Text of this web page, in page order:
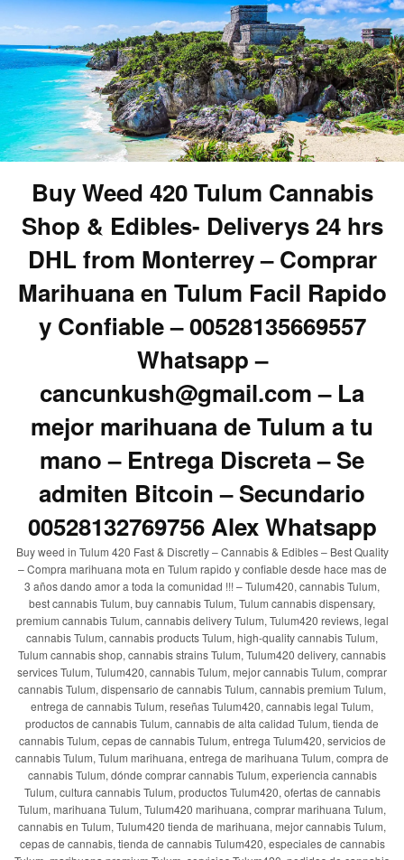
Buy Weed 420 Tulum Cannabis
Shop & Edibles- Deliverys 24 hrs
DHL from Monterrey – Comprar
Marihuana en Tulum Facil Rapido
y Confiable – 00528135669557
Whatsapp –
cancunkush@gmail.com – La
mejor marihuana de Tulum a tu
mano – Entrega Discreta – Se
admiten Bitcoin – Secundario
00528132769756 Alex Whatsapp
Buy weed in Tulum 420 Fast & Discretly – Cannabis & Edibles – Best Quality
– Compra marihuana mota en Tulum rapido y confiable desde hace mas de
3 años dando amor a toda la comunidad !!! – Tulum420, cannabis Tulum,
best cannabis Tulum, buy cannabis Tulum, Tulum cannabis dispensary,
premium cannabis Tulum, cannabis delivery Tulum, Tulum420 reviews, legal
cannabis Tulum, cannabis products Tulum, high-quality cannabis Tulum,
Tulum cannabis shop, cannabis strains Tulum, Tulum420 delivery, cannabis
services Tulum, Tulum420, cannabis Tulum, mejor cannabis Tulum, comprar
cannabis Tulum, dispensario de cannabis Tulum, cannabis premium Tulum,
entrega de cannabis Tulum, reseñas Tulum420, cannabis legal Tulum,
productos de cannabis Tulum, cannabis de alta calidad Tulum, tienda de
cannabis Tulum, cepas de cannabis Tulum, entrega Tulum420, servicios de
cannabis Tulum, Tulum marihuana, entrega de marihuana Tulum, compra de
cannabis Tulum, dónde comprar cannabis Tulum, experiencia cannabis
Tulum, cultura cannabis Tulum, productos Tulum420, ofertas de cannabis
Tulum, marihuana Tulum, Tulum420 marihuana, comprar marihuana Tulum,
cannabis en Tulum, Tulum420 tienda de marihuana, mejor cannabis Tulum,
cepas de cannabis, tienda de cannabis Tulum420, especiales de cannabis